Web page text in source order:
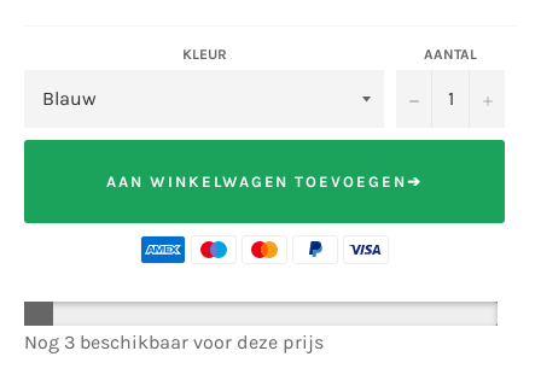
KLEUR AANTAL
− +
AAN WINKELWAGEN TOEVOEGEN➔
Nog 3 beschikbaar voor deze prijs